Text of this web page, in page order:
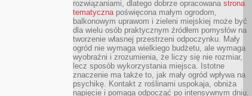
rozwiązaniami, dlatego dobrze opracowana strona
tematycznapoświęcona małym ogrodom,
balkonowym uprawom i zieleni miejskiej może być
dla wielu osób praktycznym źródłem pomysłów na
tworzenie własnej przestrzeni odpoczynku. Mały
ogród nie wymaga wielkiego budżetu, ale wymaga
wyobraźni i zrozumienia, że liczy się nie rozmiar,
lecz sposób wykorzystania miejsca. Istotne
znaczenie ma także to, jak mały ogród wpływa na
psychikę. Kontakt z roślinami uspokaja, obniża
napięcie i pomaga odpocząć po intensywnym dniu.